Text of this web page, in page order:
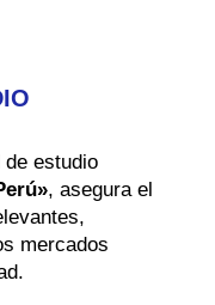
estudio
, asegura el
mercados